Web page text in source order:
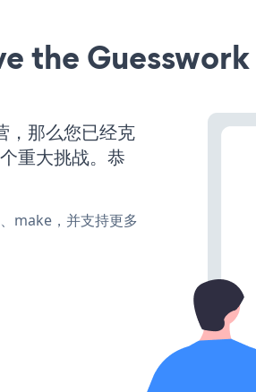
the
那么您已经克
重大挑战。恭
make，并支持更多